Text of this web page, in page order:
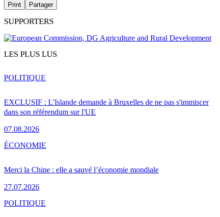
Print Partager
SUPPORTERS
LES PLUS LUS
EXCLUSIF : L'Islande demande à Bruxelles de ne pas s'immiscer
dans son référendum sur l'UE
07.08.2026
POLITIQUE
Merci la Chine : elle a sauvé l’économie mondiale
27.07.2026
ÉCONOMIE
POLITIQUE